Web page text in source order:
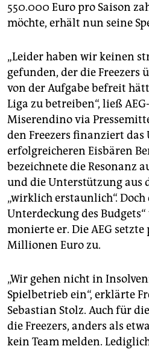
550.000 Euro pro Saison
möchte, erhält nun seine
„Leider haben wir keinen
gefunden, der die Freezers
von der Aufgabe befreit
Liga zu betreiben“, ließ
Miserendino via
den Freezers finanziert
erfolgreicheren Eisbären
bezeichnete die Resonanz
und die Unterstützung aus
„wirklich erstaunlich“.
Unterdeckung des
monierte er. Die AEG setzte
Millionen Euro zu.
„Wir gehen nicht in
Spielbetrieb ein“, erklärte
Sebastian Stolz. Auch für
die Freezers, anders als
kein Team melden.